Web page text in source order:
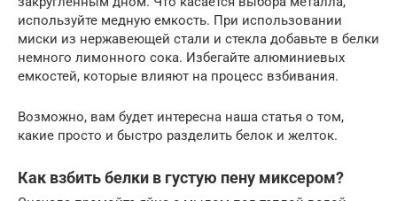
используйте медную емкость. При использовании
миски из нержавеющей стали и стекла добавьте в белки
немного лимонного сока. Избегайте алюминиевых
емкостей, которые влияют на процесс взбивания.
Возможно, вам будет интересна наша статья о том,
какие просто и быстро разделить белок и желток.
Как взбить белки в густую пену миксером?